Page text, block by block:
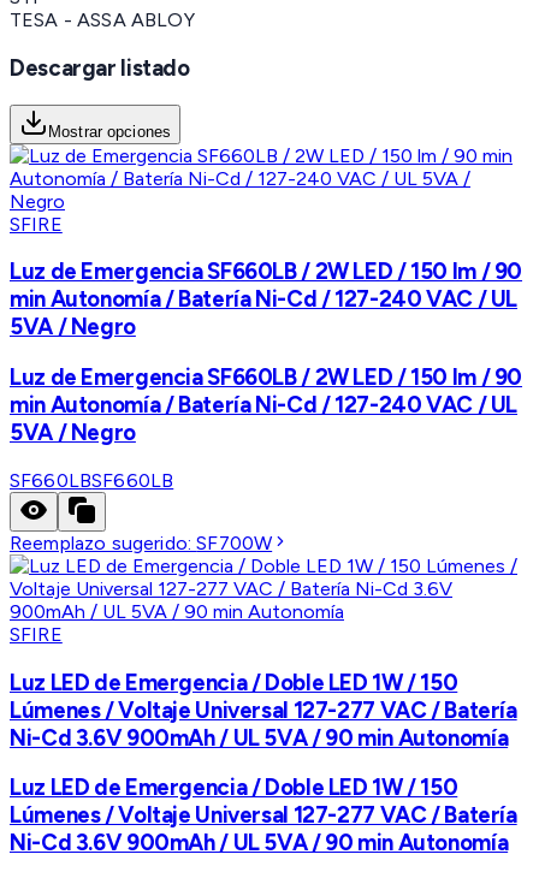
TESA - ASSA ABLOY
Descargar listado
Mostrar opciones
SFIRE
Luz de Emergencia SF660LB / 2W LED / 150 lm / 90
min Autonomía / Batería Ni-Cd / 127-240 VAC / UL
5VA / Negro
Luz de Emergencia SF660LB / 2W LED / 150 lm / 90
min Autonomía / Batería Ni-Cd / 127-240 VAC / UL
5VA / Negro
SF660LBSF660LB
Reemplazo sugerido:SF700W
SFIRE
Luz LED de Emergencia / Doble LED 1W / 150
Lúmenes / Voltaje Universal 127-277 VAC / Batería
Ni-Cd 3.6V 900mAh / UL 5VA / 90 min Autonomía
Luz LED de Emergencia / Doble LED 1W / 150
Lúmenes / Voltaje Universal 127-277 VAC / Batería
Ni-Cd 3.6V 900mAh / UL 5VA / 90 min Autonomía